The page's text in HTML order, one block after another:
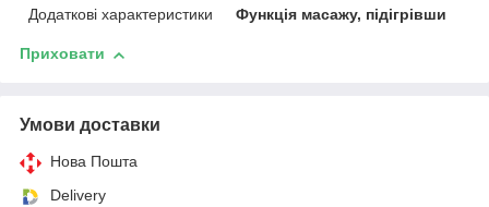
Додаткові характеристики
Функція масажу, підігрівши
Приховати
Умови доставки
Нова Пошта
Delivery